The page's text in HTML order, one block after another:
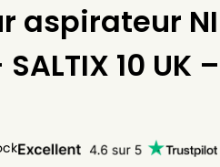
aspirateur
SALTIX 10 UK